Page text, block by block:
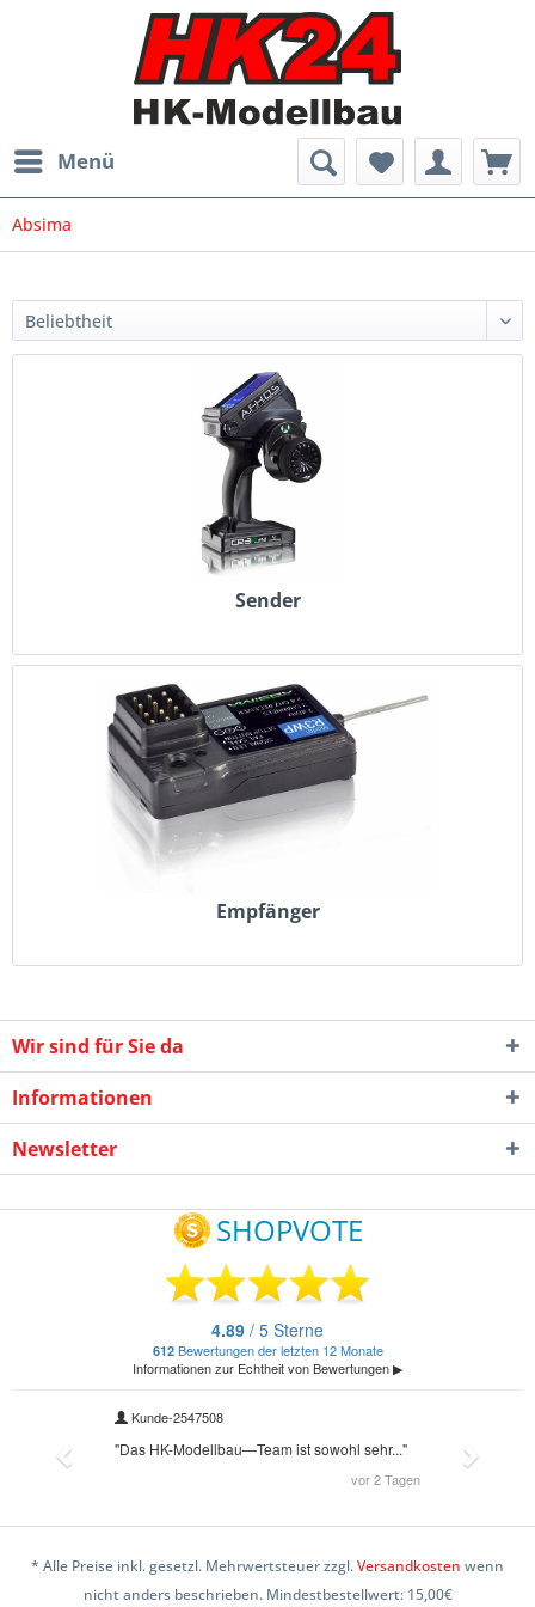
Menü
Absima
Sender
Empfänger
Wir sind für Sie da
Informationen
Newsletter
* Alle Preise inkl. gesetzl. Mehrwertsteuer zzgl.Versandkosten wenn
nicht anders beschrieben. Mindestbestellwert: 15,00€